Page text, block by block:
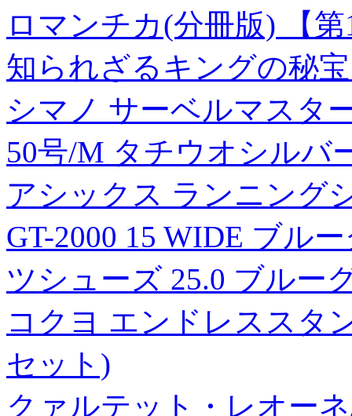
ロマンチカ(分冊版) 【
知られざるキングの秘
シマノ サーベルマスタ
50号/M タチウオシルバ
アシックス ランニング
GT-2000 15 WIDE ブル
ツシューズ 25.0 ブルー
コクヨ エンドレススタ
セット)
クァルテット・レオー